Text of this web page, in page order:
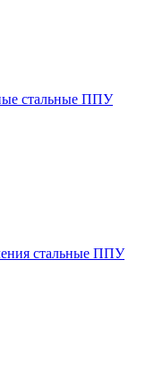
стальные ППУ
стальные ППУ